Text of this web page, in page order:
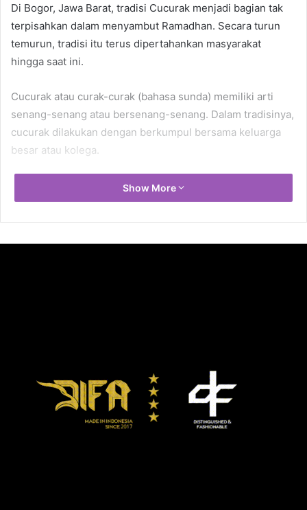
Di Bogor, Jawa Barat, tradisi Cucurak menjadi bagian tak
terpisahkan dalam menyambut Ramadhan. Secara turun
temurun, tradisi itu terus dipertahankan masyarakat
hingga saat ini.
Cucurak atau curak-curak (bahasa sunda) memiliki arti
senang-senang atau bersenang-senang. Dalam tradisinya,
cucurak dilakukan dengan berkumpul bersama keluarga
besar atau kolega.
Hal yang membuat tradisi cucurak semakin menyenangkan
adalah adanya hidangan makanan sederhana seperti nasi
liwet, tahu, tempe, ikan asin, serta lalapan dan sambal
Osep (32), warga Ciawi, Bogor, Jawa Barat, selalu
mengadakan cucurak setiap tahunnya. Sepekan sebelum
memasuki puasa, ia mengajak anak, istri, orangtua, dan
mertuanya untuk kumpul bersama. Biasanya, ia memilih
Show More